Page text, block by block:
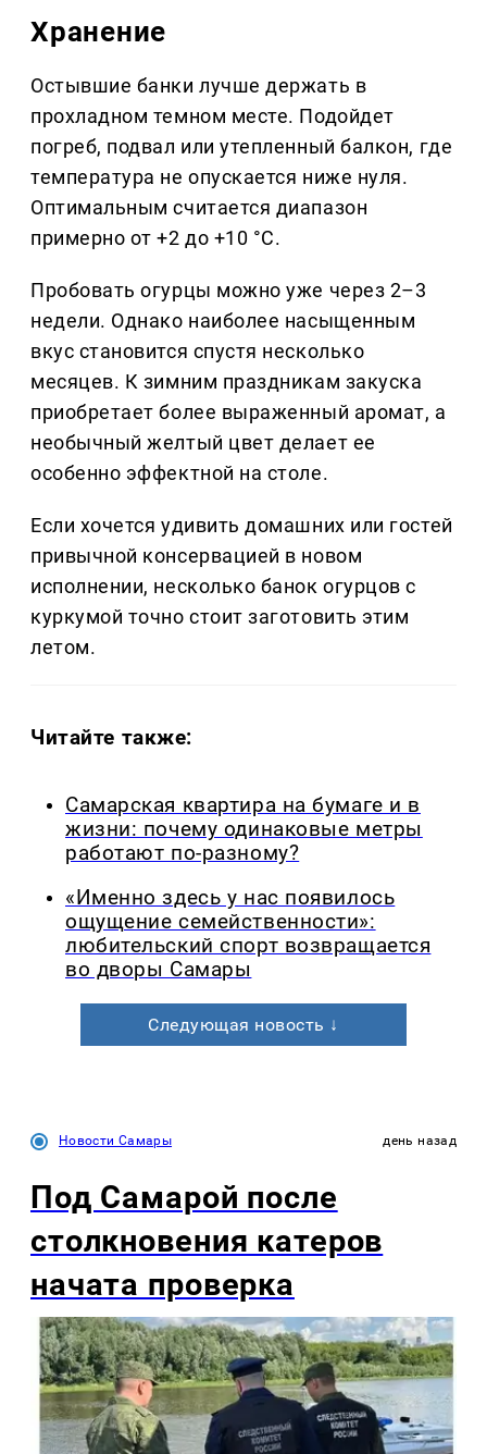
Хранение
Остывшие банки лучше держать в
прохладном темном месте. Подойдет
погреб, подвал или утепленный балкон, где
температура не опускается ниже нуля.
Оптимальным считается диапазон
примерно от +2 до +10 °C.
Пробовать огурцы можно уже через 2–3
недели. Однако наиболее насыщенным
вкус становится спустя несколько
месяцев. К зимним праздникам закуска
приобретает более выраженный аромат, а
необычный желтый цвет делает ее
особенно эффектной на столе.
Если хочется удивить домашних или гостей
привычной консервацией в новом
исполнении, несколько банок огурцов с
куркумой точно стоит заготовить этим
летом.
Читайте также:
Самарская квартира на бумаге и в
жизни: почему одинаковые метры
работают по-разному?
«Именно здесь у нас появилось
ощущение семейственности»:
любительский спорт возвращается
во дворы Самары
Следующая новость ↓
Новости Самары день назад
Под Самарой после
столкновения катеров
начата проверка